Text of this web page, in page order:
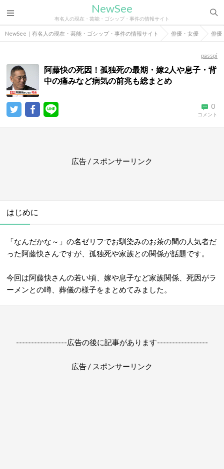
NewSee
有名人の現在・芸能・ゴシップ・事件の情報サイト
NewSee｜有名人の現在・芸能・ゴシップ・事件の情報サイト 俳優・女優 俳優
passpi
阿藤快の死因！孤独死の最期・嫁2人や息子・背
中の痛みなど病気の前兆も総まとめ
0
コメント
広告 / スポンサーリンク
はじめに
「なんだかな～」の名ゼリフでお馴染みのお茶の間の人気者だ
った阿藤快さんですが、孤独死や家族との関係が話題です。
今回は阿藤快さんの若い頃、嫁や息子など家族関係、死因がラ
ーメンとの噂、葬儀の様子をまとめてみました。
-----------------広告の後に記事があります-----------------
広告 / スポンサーリンク